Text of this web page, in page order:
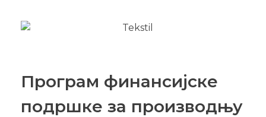
Програм финансијске
подршке за производњу